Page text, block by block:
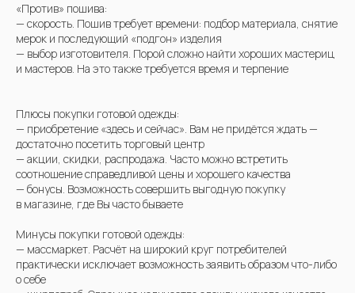
«Против» пошива:
— скорость. Пошив требует времени: подбор материала, снятие
мерок и последующий «подгон» изделия
— выбор изготовителя. Порой сложно найти хороших мастериц
и мастеров. На это также требуется время и терпение
Плюсы покупки готовой одежды:
— приобретение «здесь и сейчас». Вам не придётся ждать —
достаточно посетить торговый центр
— акции, скидки, распродажа. Часто можно встретить
соотношение справедливой цены и хорошего качества
— бонусы. Возможность совершить выгодную покупку
в магазине, где Вы часто бываете
Минусы покупки готовой одежды:
— массмаркет. Расчёт на широкий круг потребителей
практически исключает возможность заявить образом что-либо
о себе